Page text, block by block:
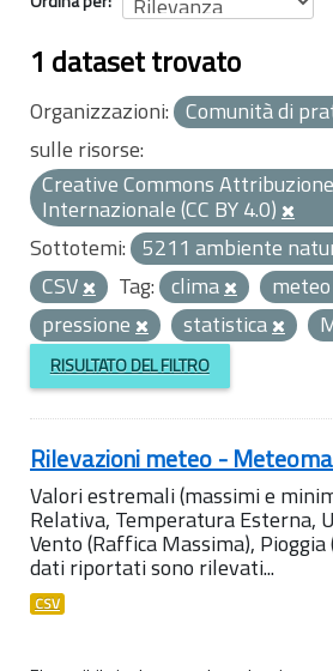
1 dataset trovato
Organizzazioni: Comunità di
sulle risorse:
Creative Commons
Internazionale (CC BY 4.0)
Sottotemi: 5211 ambiente
CSV
Tag: clima
meteo
pressione
statistica
RISULTATO DEL FILTRO
Rilevazioni meteo -
Valori estremali (massimi e
Relativa, Temperatura Esterna,
Vento (Raffica Massima), Pioggia
dati riportati sono rilevati...
CSV